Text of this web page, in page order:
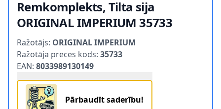
Remkomplekts, Tilta sija
ORIGINAL IMPERIUM 35733
Ražotājs: ORIGINAL IMPERIUM
Ražotāja preces kods: 35733
EAN: 8033989130149
Pārbaudīt saderību!